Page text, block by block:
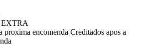
EXTRA
proxima encomenda Creditados apos a